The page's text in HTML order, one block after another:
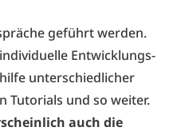
geführt werden.
Entwicklungs-
unterschiedlicher
Tutorials und so weiter.
auch die